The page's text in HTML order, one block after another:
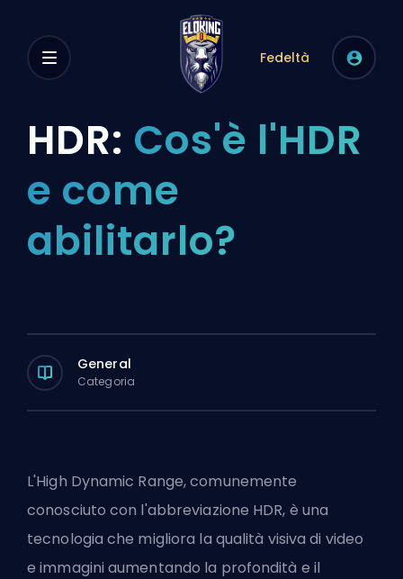
Fedeltà
HDR: Cos'è l'HDR
e come
abilitarlo?
General
Categoria
L'High Dynamic Range, comunemente
conosciuto con l'abbreviazione HDR, è una
tecnologia che migliora la qualità visiva di video
e immagini aumentando la profondità e il